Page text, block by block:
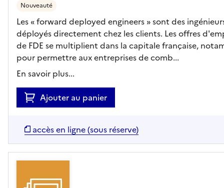
Nouveauté
Les « forward deployed engineers » sont des
déployés directement chez les clients. Les offres
de FDE se multiplient dans la capitale française,
pour permettre aux entreprises de comb...
En savoir plus...
Ajouter au panier
accès en ligne (sous réserve)